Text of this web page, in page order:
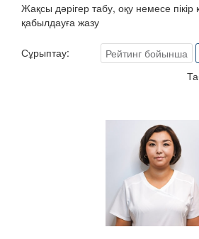
Жақсы дәрігер табу, оқу немесе
қабылдауға жазу
Сұрыптау: Рейтинг бойынша